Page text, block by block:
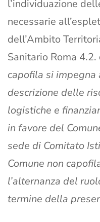
l’individuazione
necessarie
dell’Ambito
Sanitario Roma 4.2.
capofila si
descrizione delle
logistiche e
in favore del
sede di Comitato
Comune non
l’alternanza del
termine della